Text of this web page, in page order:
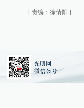
[ 责编：徐倩阳 ]